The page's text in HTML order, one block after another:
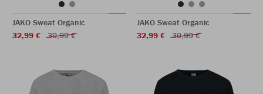
JAKO Sweat Organic
32,99 €
39,99 €
JAKO Sweat Organic
32,99 €
39,99 €